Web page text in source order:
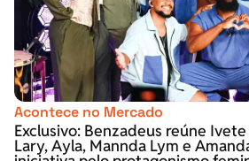
Acontece no Mercado
Exclusivo: Benzadeus reúne
Lary, Ayla, Mannda Lym e